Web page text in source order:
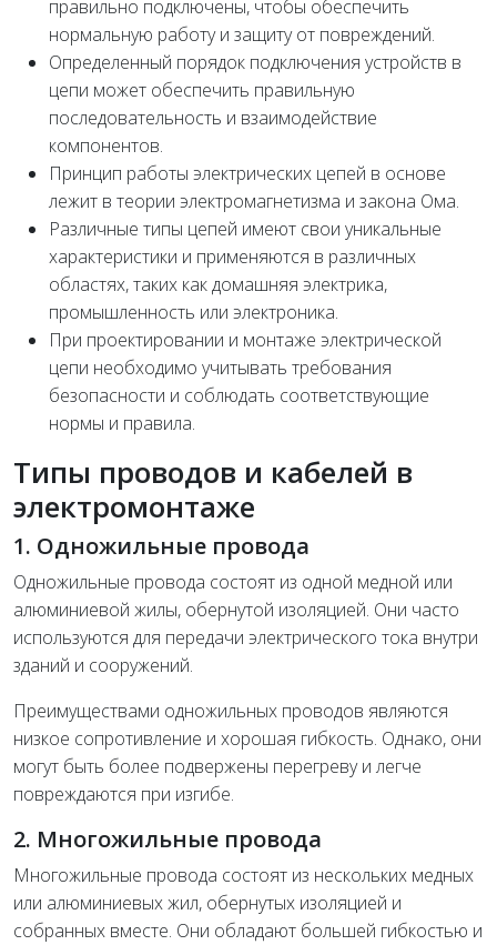
правильно подключены, чтобы обеспечить
нормальную работу и защиту от повреждений.
Определенный порядок подключения устройств в
цепи может обеспечить правильную
последовательность и взаимодействие
компонентов.
Принцип работы электрических цепей в основе
лежит в теории электромагнетизма и закона Ома.
Различные типы цепей имеют свои уникальные
характеристики и применяются в различных
областях, таких как домашняя электрика,
промышленность или электроника.
При проектировании и монтаже электрической
цепи необходимо учитывать требования
безопасности и соблюдать соответствующие
нормы и правила.
Типы проводов и кабелей в
электромонтаже
1. Одножильные провода
Одножильные провода состоят из одной медной или
алюминиевой жилы, обернутой изоляцией. Они часто
используются для передачи электрического тока внутри
зданий и сооружений.
Преимуществами одножильных проводов являются
низкое сопротивление и хорошая гибкость. Однако, они
могут быть более подвержены перегреву и легче
повреждаются при изгибе.
2. Многожильные провода
Многожильные провода состоят из нескольких медных
или алюминиевых жил, обернутых изоляцией и
собранных вместе. Они обладают большей гибкостью и